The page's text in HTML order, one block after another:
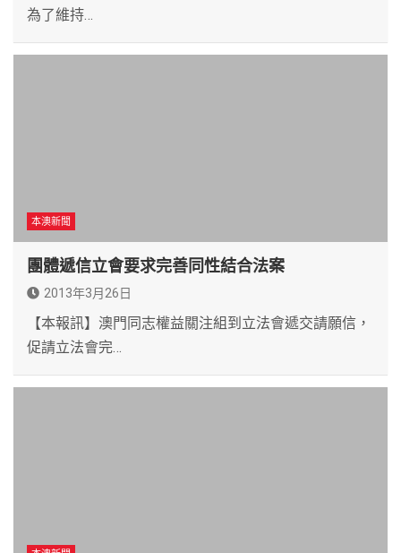
為了維持…
本澳新聞
團體遞信立會要求完善同性結合法案
2013年3月26日
【本報訊】澳門同志權益關注組到立法會遞交請願信，
促請立法會完…